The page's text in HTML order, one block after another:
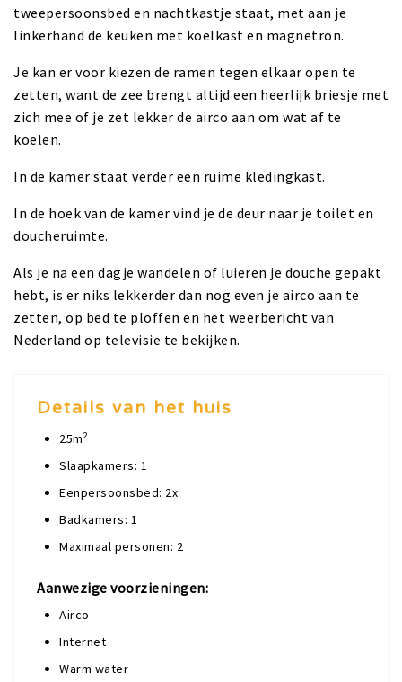
tweepersoonsbed en nachtkastje staat, met aan je
linkerhand de keuken met koelkast en magnetron.
Je kan er voor kiezen de ramen tegen elkaar open te
zetten, want de zee brengt altijd een heerlijk briesje met
zich mee of je zet lekker de airco aan om wat af te
koelen.
In de kamer staat verder een ruime kledingkast.
In de hoek van de kamer vind je de deur naar je toilet en
doucheruimte.
Als je na een dagje wandelen of luieren je douche gepakt
hebt, is er niks lekkerder dan nog even je airco aan te
zetten, op bed te ploffen en het weerbericht van
Nederland op televisie te bekijken.
Details van het huis
25m2
Slaapkamers: 1
Eenpersoonsbed: 2x
Badkamers: 1
Maximaal personen: 2
Aanwezige voorzieningen:
Airco
Internet
Warm water